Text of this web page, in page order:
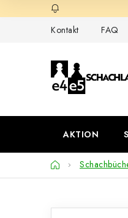
Inhalt
Kontakt
FAQ
AKTION
Startseite